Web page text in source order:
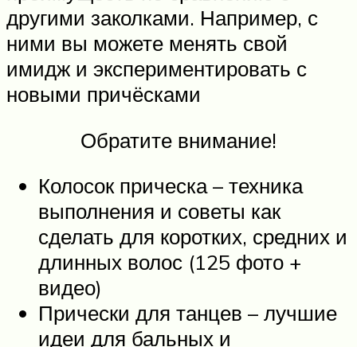
другими заколками. Например, с
ними вы можете менять свой
имидж и экспериментировать с
новыми причёсками
Обратите внимание!
Колосок прическа – техника
выполнения и советы как
сделать для коротких, средних и
длинных волос (125 фото +
видео)
Прически для танцев – лучшие
идеи для бальных и